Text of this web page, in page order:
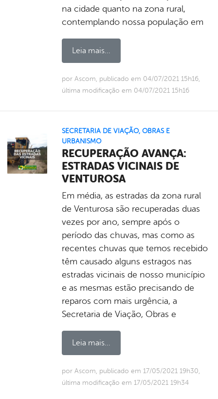
na cidade quanto na zona rural,
contemplando nossa população em
Leia mais...
por Ascom, publicado em 04/07/2021 15h16,
última modificação em 04/07/2021 15h16
SECRETARIA DE VIAÇÃO, OBRAS E
URBANISMO
RECUPERAÇÃO AVANÇA:
ESTRADAS VICINAIS DE
VENTUROSA
Em média, as estradas da zona rural
de Venturosa são recuperadas duas
vezes por ano, sempre após o
período das chuvas, mas como as
recentes chuvas que temos recebido
têm causado alguns estragos nas
estradas vicinais de nosso município
e as mesmas estão precisando de
reparos com mais urgência, a
Secretaria de Viação, Obras e
Leia mais...
por Ascom, publicado em 17/05/2021 19h30,
última modificação em 17/05/2021 19h34